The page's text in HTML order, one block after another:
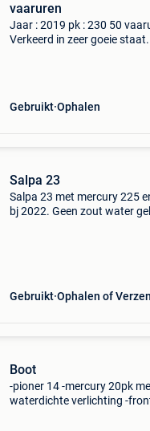
vaaruren
Jaar : 2019 pk : 230 50
Verkeerd in zeer goeie
Gebruikt Ophalen
Salpa 23
Salpa 23 met mercury 225
bj 2022. Geen zout water
Gebruikt Ophalen of
Boot
-pioner 14 -mercury 20pk
waterdichte verlichting -